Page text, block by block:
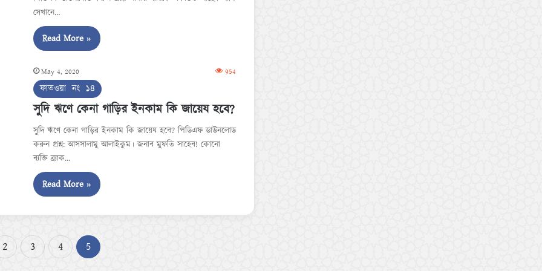
সেখানে…
Read More »
May 4, 2020 954
ফাতওয়া নং ১৪
সুদি ঋণে কেনা গাড়ির ইনকাম কি জায়েয হবে?
সুদি ঋণে কেনা গাড়ির ইনকাম কি জায়েয হবে? পিডিএফ ডাউনলোড
করুন প্রশ্ন: আসসালামু আলাইকুম। জনাব মুফতি সাহেব! কোনো
ব্যক্তি ব্র্যাক…
Read More »
2 3 4 5